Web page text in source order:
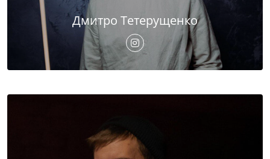
Дмитро Тетерущенко